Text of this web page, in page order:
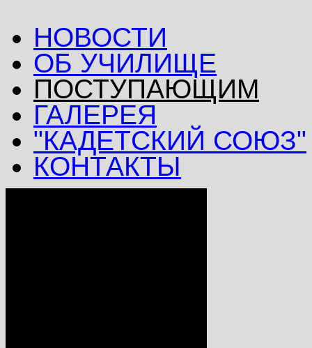
НОВОСТИ
ОБ УЧИЛИЩЕ
ПОСТУПАЮЩИМ
ГАЛЕРЕЯ
"КАДЕТСКИЙ СОЮЗ"
КОНТАКТЫ